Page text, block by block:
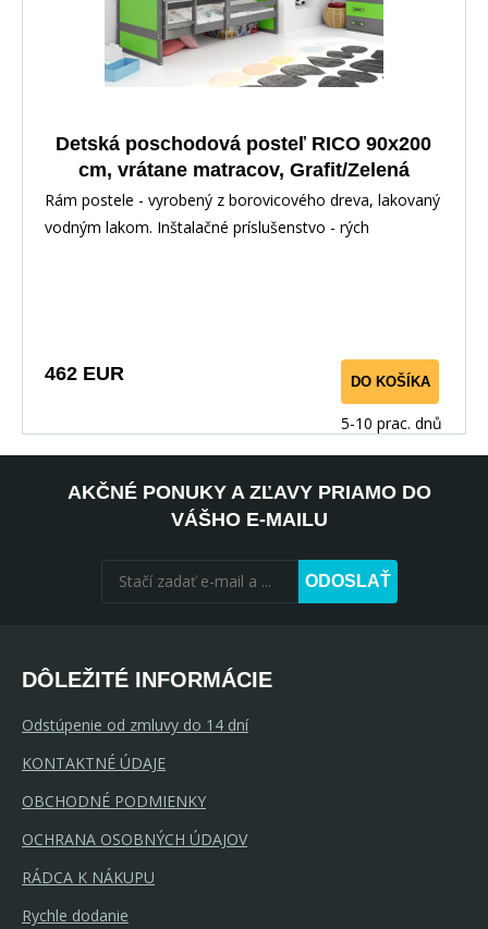
Detská poschodová posteľ RICO 90x200
cm, vrátane matracov, Grafit/Zelená
Rám postele - vyrobený z borovicového dreva, lakovaný
vodným lakom. Inštalačné príslušenstvo - rých
462 EUR DO KOŠÍKA
5-10 prac. dnů
AKČNÉ PONUKY A ZĽAVY PRIAMO DO
VÁŠHO E-MAILU
ODOSLAŤ
DÔLEŽITÉ INFORMÁCIE
Odstúpenie od zmluvy do 14 dní
KONTAKTNÉ ÚDAJE
OBCHODNÉ PODMIENKY
OCHRANA OSOBNÝCH ÚDAJOV
RÁDCA K NÁKUPU
Rychle dodanie